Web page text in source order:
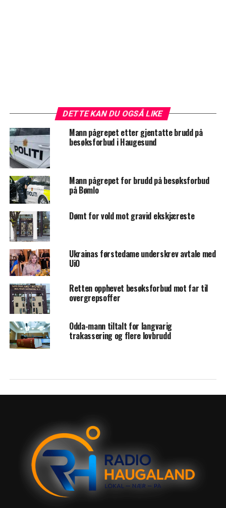
DETTE KAN DU OGSÅ LIKE
Mann pågrepet etter gjentatte brudd på
besøksforbud i Haugesund
Mann pågrepet for brudd på besøksforbud
på Bømlo
Dømt for vold mot gravid ekskjæreste
Ukrainas førstedame underskrev avtale med
UiO
Retten opphevet besøksforbud mot far til
overgrepsoffer
Odda-mann tiltalt for langvarig
trakassering og flere lovbrudd